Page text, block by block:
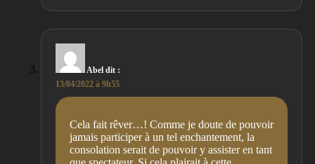
Abel dit :
13/04/2022 à 9h55
Cela fait rêver…! Comme je doute de pouvoir
jamais participer à un tel enchantement, la
consolation serait de pouvoir y assister en tant